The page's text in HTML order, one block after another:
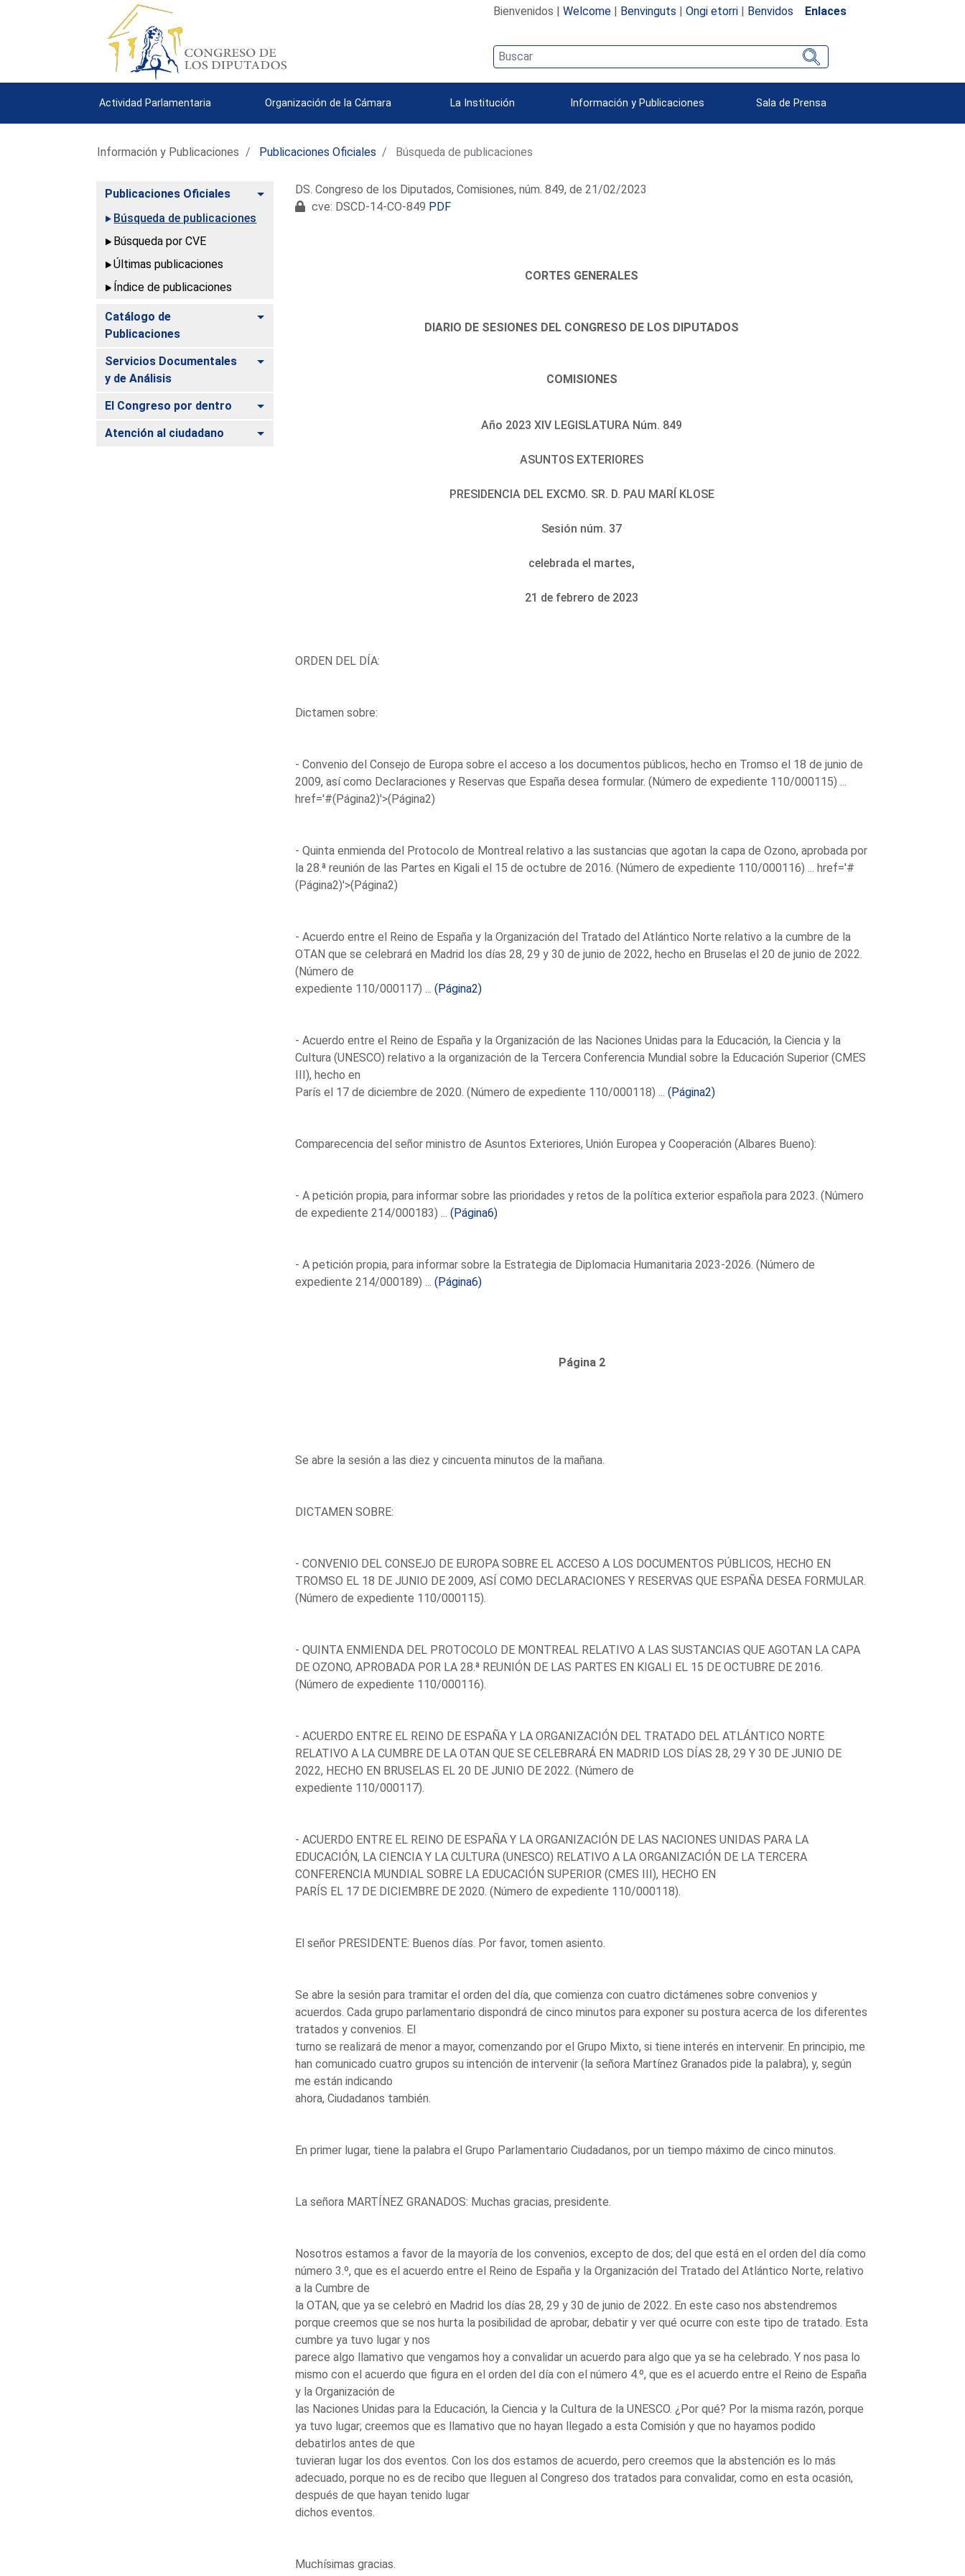
Bienvenidos | Welcome| Benvinguts | Ongi etorri| Benvidos Enlaces
Actividad Parlamentaria Organización de la Cámara La Institución Información y Publicaciones Sala de Prensa
Información y Publicaciones Publicaciones Oficiales Búsqueda de publicaciones
Publicaciones Oficiales
Alternar
Búsqueda de publicaciones
Búsqueda por CVE
Últimas publicaciones
Índice de publicaciones
Catálogo de
Publicaciones
Alternar
Servicios Documentales
y de Análisis
Alternar
El Congreso por dentro Alternar
Atención al ciudadano Alternar
DS. Congreso de los Diputados, Comisiones, núm. 849, de 21/02/2023
cve: DSCD-14-CO-849 PDF
CORTES GENERALES
DIARIO DE SESIONES DEL CONGRESO DE LOS DIPUTADOS
COMISIONES
Año 2023 XIV LEGISLATURA Núm. 849
ASUNTOS EXTERIORES
PRESIDENCIA DEL EXCMO. SR. D. PAU MARÍ KLOSE
Sesión núm. 37
celebrada el martes,
21 de febrero de 2023
ORDEN DEL DÍA:
Dictamen sobre:
- Convenio del Consejo de Europa sobre el acceso a los documentos públicos, hecho en Tromso el 18 de junio de
2009, así como Declaraciones y Reservas que España desea formular. (Número de expediente 110/000115) ...
href='#(Página2)'>(Página2)
- Quinta enmienda del Protocolo de Montreal relativo a las sustancias que agotan la capa de Ozono, aprobada por
la 28.ª reunión de las Partes en Kigali el 15 de octubre de 2016. (Número de expediente 110/000116) ... href='#
(Página2)'>(Página2)
- Acuerdo entre el Reino de España y la Organización del Tratado del Atlántico Norte relativo a la cumbre de la
OTAN que se celebrará en Madrid los días 28, 29 y 30 de junio de 2022, hecho en Bruselas el 20 de junio de 2022.
(Número de
expediente 110/000117) ... (Página2)
- Acuerdo entre el Reino de España y la Organización de las Naciones Unidas para la Educación, la Ciencia y la
Cultura (UNESCO) relativo a la organización de la Tercera Conferencia Mundial sobre la Educación Superior (CMES
III), hecho en
París el 17 de diciembre de 2020. (Número de expediente 110/000118) ... (Página2)
Comparecencia del señor ministro de Asuntos Exteriores, Unión Europea y Cooperación (Albares Bueno):
- A petición propia, para informar sobre las prioridades y retos de la política exterior española para 2023. (Número
de expediente 214/000183) ... (Página6)
- A petición propia, para informar sobre la Estrategia de Diplomacia Humanitaria 2023-2026. (Número de
expediente 214/000189) ... (Página6)
Página 2
Se abre la sesión a las diez y cincuenta minutos de la mañana.
DICTAMEN SOBRE:
- CONVENIO DEL CONSEJO DE EUROPA SOBRE EL ACCESO A LOS DOCUMENTOS PÚBLICOS, HECHO EN
TROMSO EL 18 DE JUNIO DE 2009, ASÍ COMO DECLARACIONES Y RESERVAS QUE ESPAÑA DESEA FORMULAR.
(Número de expediente 110/000115).
- QUINTA ENMIENDA DEL PROTOCOLO DE MONTREAL RELATIVO A LAS SUSTANCIAS QUE AGOTAN LA CAPA
DE OZONO, APROBADA POR LA 28.ª REUNIÓN DE LAS PARTES EN KIGALI EL 15 DE OCTUBRE DE 2016.
(Número de expediente 110/000116).
- ACUERDO ENTRE EL REINO DE ESPAÑA Y LA ORGANIZACIÓN DEL TRATADO DEL ATLÁNTICO NORTE
RELATIVO A LA CUMBRE DE LA OTAN QUE SE CELEBRARÁ EN MADRID LOS DÍAS 28, 29 Y 30 DE JUNIO DE
2022, HECHO EN BRUSELAS EL 20 DE JUNIO DE 2022. (Número de
expediente 110/000117).
- ACUERDO ENTRE EL REINO DE ESPAÑA Y LA ORGANIZACIÓN DE LAS NACIONES UNIDAS PARA LA
EDUCACIÓN, LA CIENCIA Y LA CULTURA (UNESCO) RELATIVO A LA ORGANIZACIÓN DE LA TERCERA
CONFERENCIA MUNDIAL SOBRE LA EDUCACIÓN SUPERIOR (CMES III), HECHO EN
PARÍS EL 17 DE DICIEMBRE DE 2020. (Número de expediente 110/000118).
El señor PRESIDENTE: Buenos días. Por favor, tomen asiento.
Se abre la sesión para tramitar el orden del día, que comienza con cuatro dictámenes sobre convenios y
acuerdos. Cada grupo parlamentario dispondrá de cinco minutos para exponer su postura acerca de los diferentes
tratados y convenios. El
turno se realizará de menor a mayor, comenzando por el Grupo Mixto, si tiene interés en intervenir. En principio, me
han comunicado cuatro grupos su intención de intervenir (la señora Martínez Granados pide la palabra), y, según
me están indicando
ahora, Ciudadanos también.
En primer lugar, tiene la palabra el Grupo Parlamentario Ciudadanos, por un tiempo máximo de cinco minutos.
La señora MARTÍNEZ GRANADOS: Muchas gracias, presidente.
Nosotros estamos a favor de la mayoría de los convenios, excepto de dos; del que está en el orden del día como
número 3.º, que es el acuerdo entre el Reino de España y la Organización del Tratado del Atlántico Norte, relativo
a la Cumbre de
la OTAN, que ya se celebró en Madrid los días 28, 29 y 30 de junio de 2022. En este caso nos abstendremos
porque creemos que se nos hurta la posibilidad de aprobar, debatir y ver qué ocurre con este tipo de tratado. Esta
cumbre ya tuvo lugar y nos
parece algo llamativo que vengamos hoy a convalidar un acuerdo para algo que ya se ha celebrado. Y nos pasa lo
mismo con el acuerdo que figura en el orden del día con el número 4.º, que es el acuerdo entre el Reino de España
y la Organización de
las Naciones Unidas para la Educación, la Ciencia y la Cultura de la UNESCO. ¿Por qué? Por la misma razón, porque
ya tuvo lugar; creemos que es llamativo que no hayan llegado a esta Comisión y que no hayamos podido
debatirlos antes de que
tuvieran lugar los dos eventos. Con los dos estamos de acuerdo, pero creemos que la abstención es lo más
adecuado, porque no es de recibo que lleguen al Congreso dos tratados para convalidar, como en esta ocasión,
después de que hayan tenido lugar
dichos eventos.
Muchísimas gracias.